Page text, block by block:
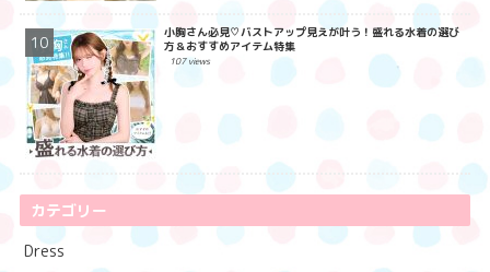
小胸さん必見♡バストアップ見えが叶う！盛れる水着の選び
方＆おすすめアイテム特集
107 views
カテゴリー
Dress